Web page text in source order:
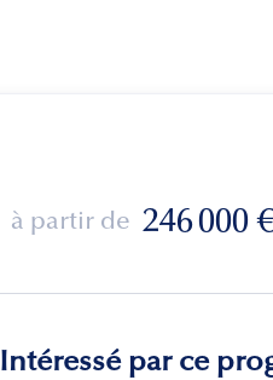
à partir de 246 000
Intéressé par ce